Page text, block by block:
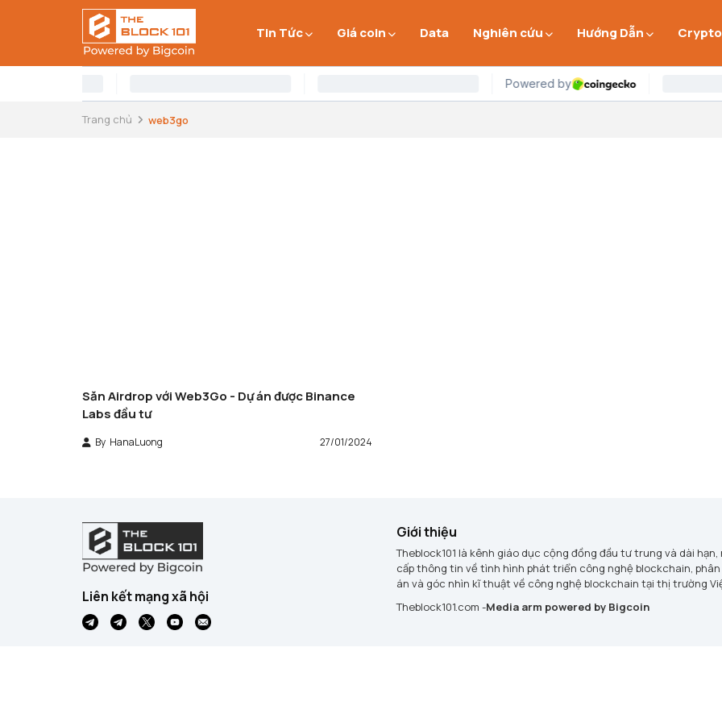
Tin Tức Giá coin Data Nghiên cứu Hướng Dẫn
Trang chủ web3go
Săn Airdrop với Web3Go - Dự án được Binance
Labs đầu tư
By HanaLuong 27/01/2024
Liên kết mạng xã hội
Giới thiệu
Theblock101 là kênh giáo dục cộng đồng đầu tư trung và dài
cấp thông tin về tình hình phát triển công nghệ blockchain,
án và góc nhìn kĩ thuật về công nghệ blockchain tại thị trường
Theblock101.com -Media arm powered by Bigcoin